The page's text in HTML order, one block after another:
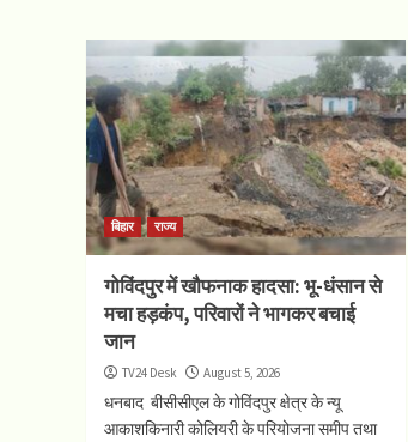
बिहार राज्य
गोविंदपुर में खौफनाक हादसा: भू-धंसान से
मचा हड़कंप, परिवारों ने भागकर बचाई
जान
TV24 Desk August 5, 2026
धनबाद बीसीसीएल के गोविंदपुर क्षेत्र के न्यू
आकाशकिनारी कोलियरी के परियोजना समीप तथा